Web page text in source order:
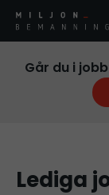
Går du i
Lediga